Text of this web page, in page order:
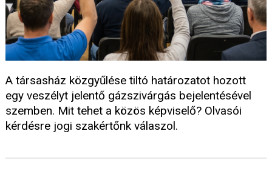
A társasház közgyűlése tiltó határozatot hozott
egy veszélyt jelentő gázszivárgás bejelentésével
szemben. Mit tehet a közös képviselő? Olvasói
kérdésre jogi szakértőnk válaszol.